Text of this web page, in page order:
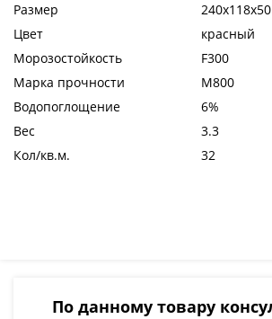
Размер
240x118x50
Цвет
красный
Морозостойкость
F300
Марка прочности
М800
Водопоглощение
6%
Вес
3.3
Кол/кв.м.
32
По данному товару